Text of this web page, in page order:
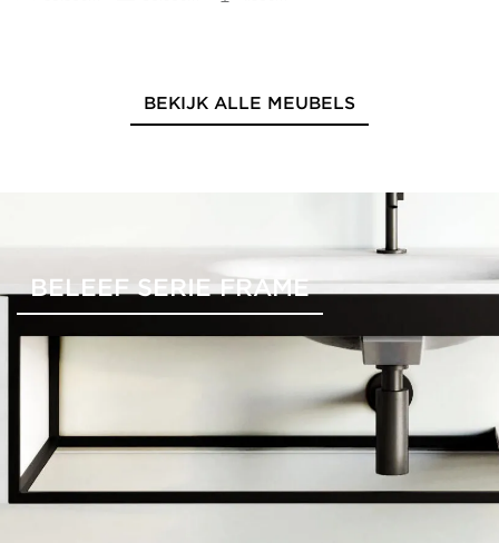
BEKIJK ALLE MEUBELS
BELEEF SERIE FRAME